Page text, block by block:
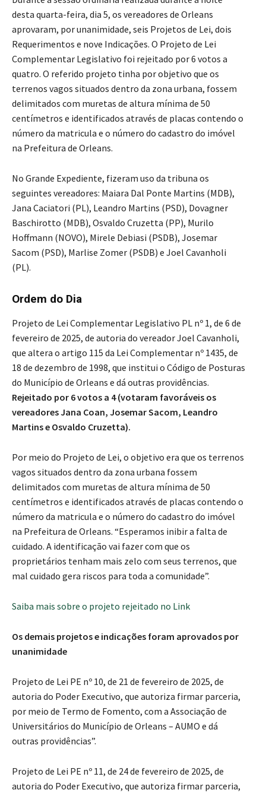
desta quarta-feira, dia 5, os vereadores de Orleans
aprovaram, por unanimidade, seis Projetos de Lei, dois
Requerimentos e nove Indicações. O Projeto de Lei
Complementar Legislativo foi rejeitado por 6 votos a
quatro. O referido projeto tinha por objetivo que os
terrenos vagos situados dentro da zona urbana, fossem
delimitados com muretas de altura mínima de 50
centímetros e identificados através de placas contendo o
número da matricula e o número do cadastro do imóvel
na Prefeitura de Orleans.
No Grande Expediente, fizeram uso da tribuna os
seguintes vereadores: Maiara Dal Ponte Martins (MDB),
Jana Caciatori (PL), Leandro Martins (PSD), Dovagner
Baschirotto (MDB), Osvaldo Cruzetta (PP), Murilo
Hoffmann (NOVO), Mirele Debiasi (PSDB), Josemar
Sacom (PSD), Marlise Zomer (PSDB) e Joel Cavanholi
(PL).
Ordem do Dia
Projeto de Lei Complementar Legislativo PL nº 1, de 6 de
fevereiro de 2025, de autoria do vereador Joel Cavanholi,
que altera o artigo 115 da Lei Complementar nº 1435, de
18 de dezembro de 1998, que institui o Código de Posturas
do Município de Orleans e dá outras providências.
Rejeitado por 6 votos a 4 (votaram favoráveis os
vereadores Jana Coan, Josemar Sacom, Leandro
Martins e Osvaldo Cruzetta).
Por meio do Projeto de Lei, o objetivo era que os terrenos
vagos situados dentro da zona urbana fossem
delimitados com muretas de altura mínima de 50
centímetros e identificados através de placas contendo o
número da matricula e o número do cadastro do imóvel
na Prefeitura de Orleans. “Esperamos inibir a falta de
cuidado. A identificação vai fazer com que os
proprietários tenham mais zelo com seus terrenos, que
mal cuidado gera riscos para toda a comunidade”.
Saiba mais sobre o projeto rejeitado no Link
Os demais projetos e indicações foram aprovados por
unanimidade
Projeto de Lei PE nº 10, de 21 de fevereiro de 2025, de
autoria do Poder Executivo, que autoriza firmar parceria,
por meio de Termo de Fomento, com a Associação de
Universitários do Município de Orleans – AUMO e dá
outras providências”.
Projeto de Lei PE nº 11, de 24 de fevereiro de 2025, de
autoria do Poder Executivo, que autoriza firmar parceria,